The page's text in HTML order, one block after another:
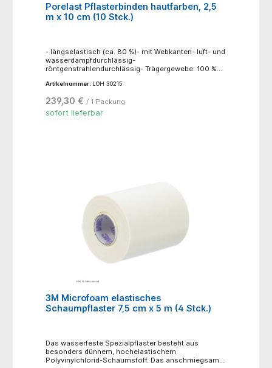
Porelast Pflasterbinden hautfarben, 2,5
m x 10 cm (10 Stck.)
- längselastisch (ca. 80 %)- mit Webkanten- luft- und
wasserdampfdurchlässig-
röntgenstrahlendurchlässig- Trägergewebe: 100 %
Synthesekautschukkleber- lose im
Kompressionsverbände in der Phlebologie, für
funktionelle Verbände in der Sportmedizin, zum
Artikelnummer: LOH 30215
239,30 € / 1 Packung
sofort lieferbar
3M Microfoam elastisches
Schaumpflaster 7,5 cm x 5 m (4 Stck.)
Das wasserfeste Spezialpflaster besteht aus
besonders dünnem, hochelastischem
Polyvinylchlorid-Schaumstoff. Das anschmiegsame,